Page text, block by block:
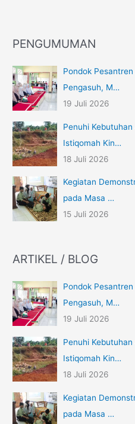
PENGUMUMAN
Pondok
Pengasuh, M…
19 Juli 2026
Penuhi
Istiqomah Kin…
18 Juli 2026
Kegiatan
pada Masa …
15 Juli 2026
ARTIKEL / BLOG
Pondok
Pengasuh, M…
19 Juli 2026
Penuhi
Istiqomah Kin…
18 Juli 2026
Kegiatan
pada Masa …